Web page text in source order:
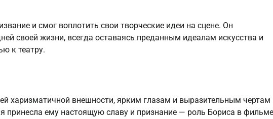
и смог воплотить свои творческие идеи на сцене. Он
своей жизни, всегда оставаясь преданным идеалам искусства и
к театру.
харизматичной внешности, ярким глазам и выразительным чертам
принесла ему настоящую славу и признание — роль Бориса в фильме